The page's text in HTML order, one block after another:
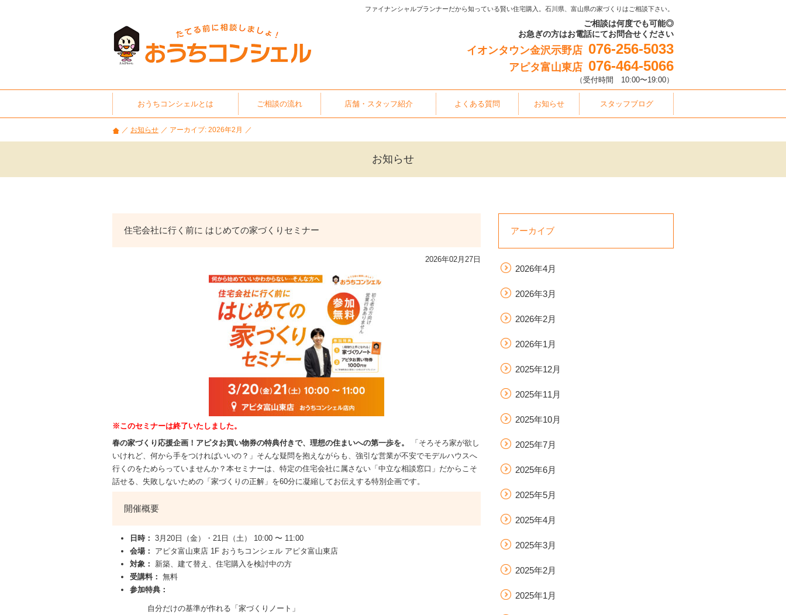
ファイナンシャルプランナーだから知っている賢い住宅購入。石川県、富山県の家づくりはご相談下さい。
ご相談は何度でも可能◎
お急ぎの方はお電話にてお問合せください
イオンタウン金沢示野店 076-256-5033
アピタ富山東店 076-464-5066
（受付時間 10:00〜19:00）
おうちコンシェルとは ご相談の流れ 店舗・スタッフ紹介 よくある質問 お知らせ スタッフブログ
お知らせ アーカイブ: 2026年2月
お知らせ
住宅会社に行く前に はじめての家づくりセミナー
2026年02月27日
※このセミナーは終了いたしました。
春の家づくり応援企画！アピタお買い物券の特典付きで、理想の住まいへの第一歩を。
「そろそろ家が欲し
いけれど、何から手をつければいいの？」そんな疑問を抱えながらも、強引な営業が不安でモデルハウスへ
行くのをためらっていませんか？本セミナーは、特定の住宅会社に属さない「中立な相談窓口」だからこそ
話せる、失敗しないための「家づくりの正解」を60分に凝縮してお伝えする特別企画です。
開催概要
日時： 3月20日（金）・21日（土） 10:00 〜 11:00
会場：
アピタ富山東店 1F おうちコンシェル アピタ富山東店
対象：
新築、建て替え、住宅購入を検討中の方
受講料： 無料
参加特典：
自分だけの基準が作れる「家づくりノート」
アーカイブ
2026年4月
2026年3月
2026年2月
2026年1月
2025年12月
2025年11月
2025年10月
2025年7月
2025年6月
2025年5月
2025年4月
2025年3月
2025年2月
2025年1月